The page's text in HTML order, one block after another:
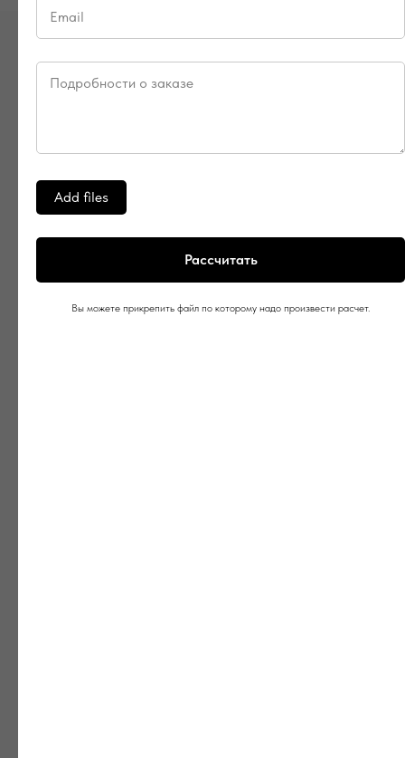
Add files
Рассчитать
Вы можете прикрепить файл по которому надо произвести расчет.